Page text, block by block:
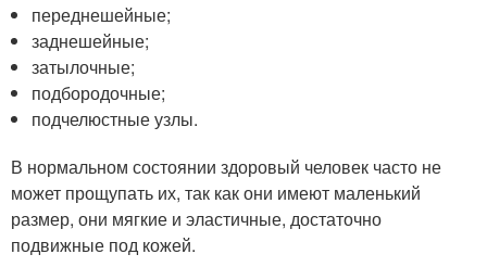
переднешейные;
заднешейные;
затылочные;
подбородочные;
подчелюстные узлы.
В нормальном состоянии здоровый человек часто не
может прощупать их, так как они имеют маленький
размер, они мягкие и эластичные, достаточно
подвижные под кожей.